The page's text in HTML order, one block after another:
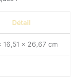
optimale
de l'insecte-
Détail
16,51 x 26,67 cm